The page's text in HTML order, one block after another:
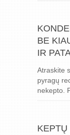
BE
IR
Atraskite
pyragų
nekepto.